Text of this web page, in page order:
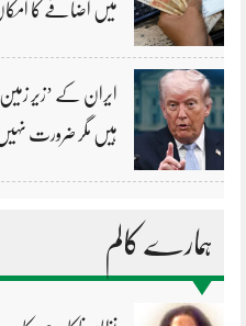
میں اضافے کا
ایران کے ’زیر زمین
ہیں مگر ضرورت
ہمارے کالم